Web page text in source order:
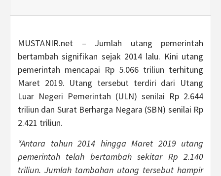
MUSTANIR.net – Jumlah utang pemerintah
bertambah signifikan sejak 2014 lalu. Kini utang
pemerintah mencapai Rp 5.066 triliun terhitung
Maret 2019. Utang tersebut terdiri dari Utang
Luar Negeri Pemerintah (ULN) senilai Rp 2.644
triliun dan Surat Berharga Negara (SBN) senilai Rp
2.421 triliun.
“Antara tahun 2014 hingga Maret 2019 utang
pemerintah telah bertambah sekitar Rp 2.140
triliun. Jumlah tambahan utang tersebut hampir